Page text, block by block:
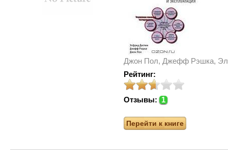
Джон Пол, Джефф Рэшка,
Рейтинг:
Отзывы: 1
Перейти к книге